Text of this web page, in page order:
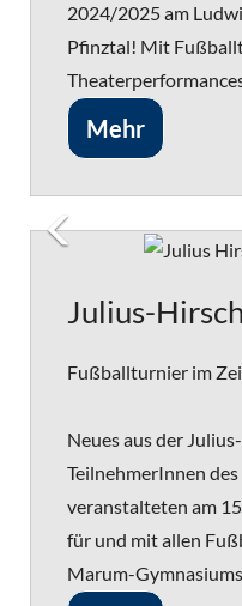
2024/2025 am
Pfinztal! Mit
Mehr
Julius-
Fußballturnier im
Neues aus der
TeilnehmerInnen
veranstalteten am
für und mit allen
Marum-Gymnasiums